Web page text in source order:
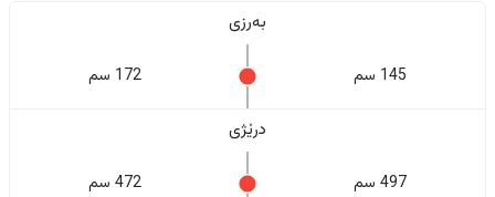
بەرزی
145 سم 172 سم
درێژی
497 سم 472 سم